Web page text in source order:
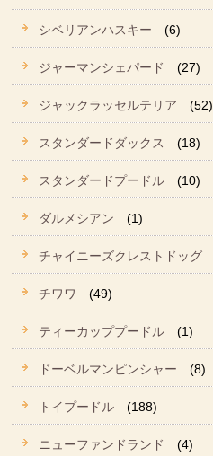
シベリアンハスキー (6)
ジャーマンシェパード (27)
ジャックラッセルテリア (52)
スタンダードダックス (18)
スタンダードプードル (10)
ダルメシアン (1)
チャイニーズクレストドッグ
チワワ (49)
ティーカッププードル (1)
ドーベルマンピンシャー (8)
トイプードル (188)
ニューファンドランド (4)